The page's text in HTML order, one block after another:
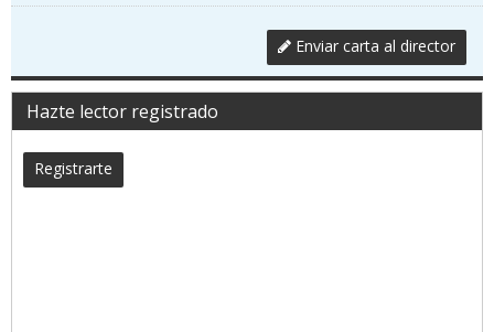
Enviar carta al director
Hazte lector registrado
Registrarte